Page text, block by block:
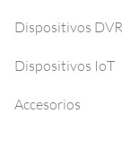
Dispositivos DVR
Dispositivos IoT
Accesorios